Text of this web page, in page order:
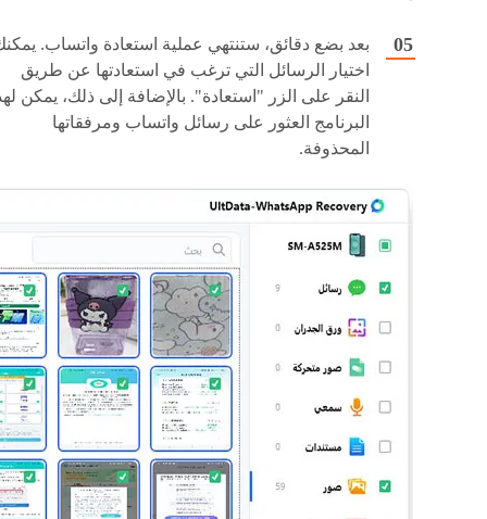
بعد بضع دقائق، ستنتهي عملية استعادة واتساب.
اختيار الرسائل التي ترغب في استعادتها عن طريق
النقر على الزر "استعادة". بالإضافة إلى ذلك، يمكن
البرنامج العثور على رسائل واتساب ومرفقاتها
المحذوفة.